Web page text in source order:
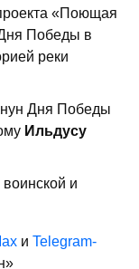
«Поющая
Победы в
реки
Дня Победы
Ильдусу
и
и Telegram-